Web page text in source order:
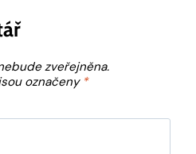
zveřejněna.
označeny *